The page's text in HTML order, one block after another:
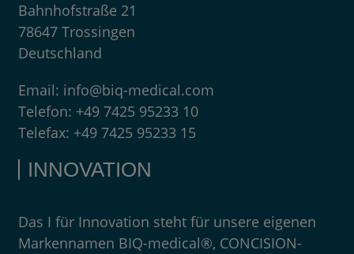
Bahnhofstraße 21
78647 Trossingen
Deutschland
Email: info@biq-medical.com
Telefon: +49 7425 95233 10
Telefax: +49 7425 95233 15
INNOVATION
Das I für Innovation steht für unsere eigenen
Markennamen BIQ-medical®, CONCISION-